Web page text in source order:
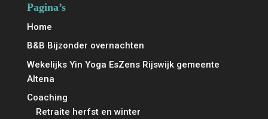
Pagina’s
Home
B&B Bijzonder overnachten
Wekelijks Yin Yoga EsZens Rijswijk gemeente
Altena
Coaching
Retraite herfst en winter